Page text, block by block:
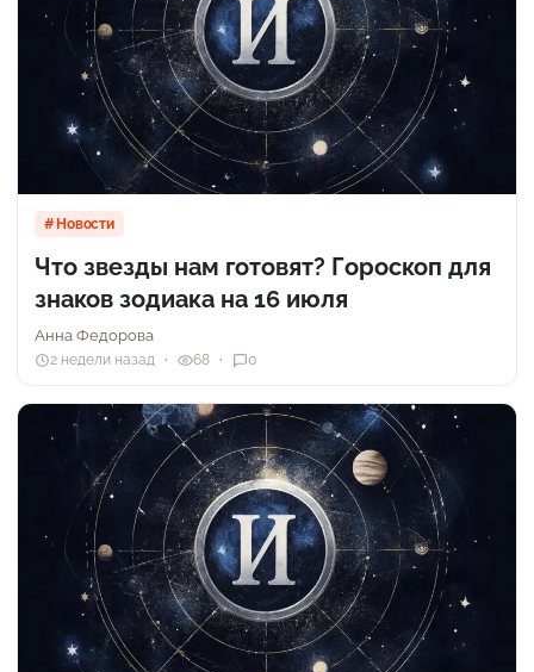
Новости
Что звезды нам готовят? Гороскоп для
знаков зодиака на 16 июля
Анна Федорова
2 недели назад 68 0